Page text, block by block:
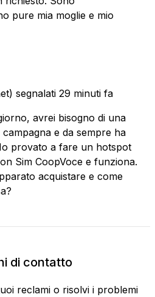
pure mia moglie e mio
segnalati 29 minuti fa
avrei bisogno di una
e da sempre ha
provato a fare un hotspot
Sim CoopVoce e funziona.
acquistare e come
di contatto
reclami o risolvi i problemi